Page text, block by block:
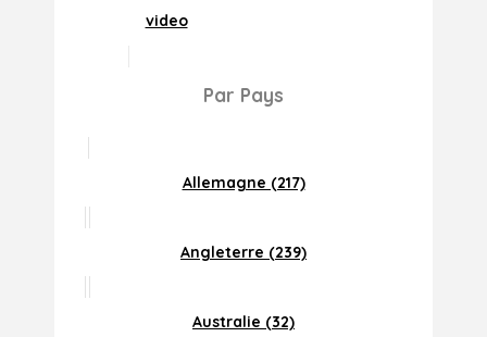
video
Par Pays
Allemagne (217)
Angleterre (239)
Australie (32)